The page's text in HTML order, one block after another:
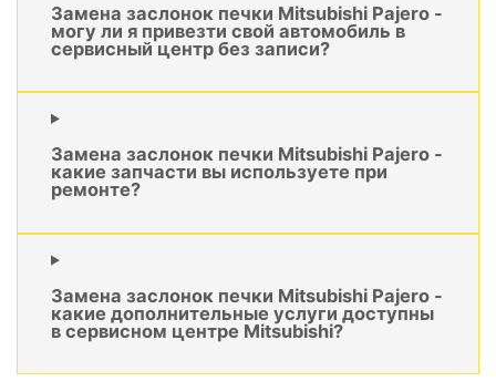
Замена заслонок печки Mitsubishi Pajero -
могу ли я привезти свой автомобиль в
сервисный центр без записи?
Замена заслонок печки Mitsubishi Pajero -
какие запчасти вы используете при
ремонте?
Замена заслонок печки Mitsubishi Pajero -
какие дополнительные услуги доступны
в сервисном центре Mitsubishi?